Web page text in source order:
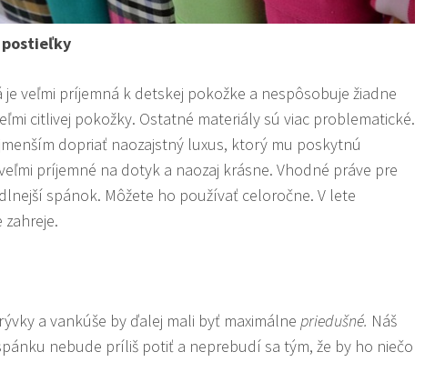
postieľky
je veľmi príjemná k detskej pokožke a nespôsobuje žiadne
citlivej pokožky. Ostatné materiály sú viac problematické.
dopriať naozajstný luxus, ktorý mu poskytnú
príjemné na dotyk a naozaj krásne. Vhodné práve pre
spánok. Môžete ho používať celoročne. V lete
a vankúše by ďalej mali byť maximálne priedušné. Náš
nebude príliš potiť a neprebudí sa tým, že by ho niečo